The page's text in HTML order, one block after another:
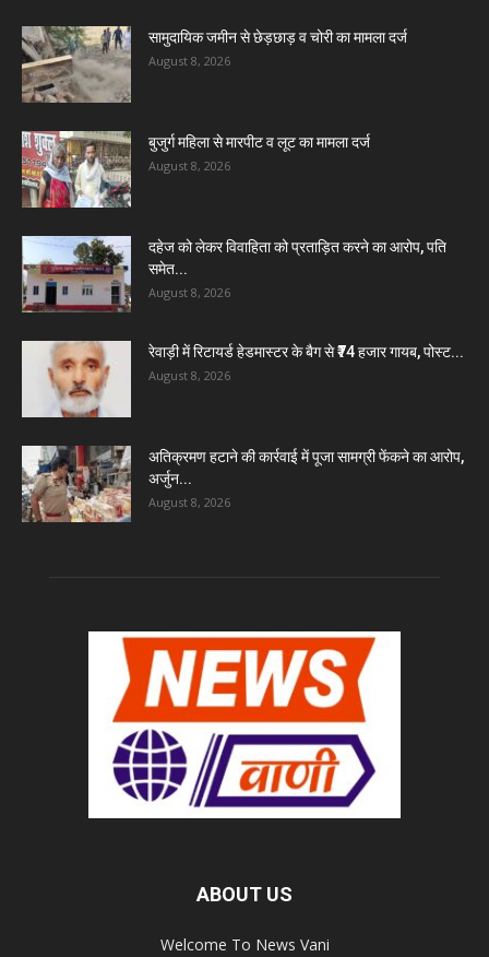
सामुदायिक जमीन से छेड़छाड़ व चोरी का मामला दर्ज
August 8, 2026
बुजुर्ग महिला से मारपीट व लूट का मामला दर्ज
August 8, 2026
दहेज को लेकर विवाहिता को प्रताड़ित करने का आरोप, पति
समेत...
August 8, 2026
रेवाड़ी में रिटायर्ड हेडमास्टर के बैग से ₹74 हजार गायब, पोस्ट...
August 8, 2026
अतिक्रमण हटाने की कार्रवाई में पूजा सामग्री फेंकने का आरोप,
अर्जुन...
August 8, 2026
ABOUT US
Welcome To News Vani